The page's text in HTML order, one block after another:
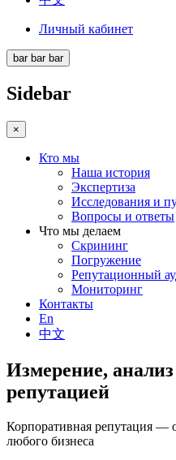
Личный кабинет
bar bar bar
Sidebar
×
Кто мы
Наша история
Экспертиза
Исследования и
Вопросы и ответы
Что мы делаем
Скрининг
Погружение
Репутационный
Мониторинг
Контакты
En
中文
Измерение,
репутацией
Корпоративная репутация —
любого бизнеса